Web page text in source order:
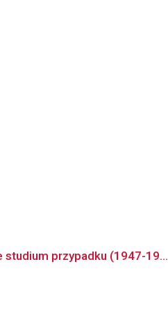
przypadku (1947-19...